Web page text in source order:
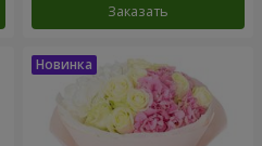
Заказать